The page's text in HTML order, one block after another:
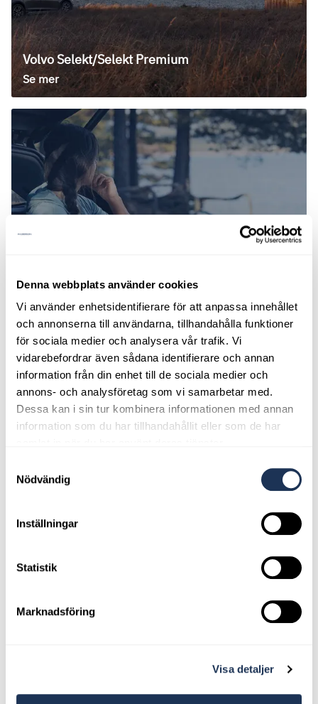
Denna webbplats använder cookies
Vi använder enhetsidentifierare för att anpassa innehållet
och annonserna till användarna, tillhandahålla funktioner
för sociala medier och analysera vår trafik. Vi
vidarebefordrar även sådana identifierare och annan
information från din enhet till de sociala medier och
annons- och analysföretag som vi samarbetar med.
Dessa kan i sin tur kombinera informationen med annan
information som du har tillhandahållit eller som de har
Nödvändig
Inställningar
Statistik
Marknadsföring
Visa detaljer
Volvo Selekt/Selekt Premium
Se mer
Begagnat boxen
Se mer
Se mer